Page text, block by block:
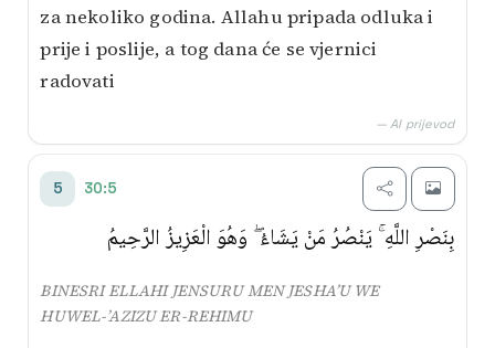
za nekoliko godina. Allahu pripada odluka i
prije i poslije, a tog dana će se vjernici
radovati
— AI prijevod
5 30:5
بِنَصْرِ اللَّهِ ۚ يَنْصُرُ مَنْ يَشَاءُ ۖ وَهُوَ الْعَزِيزُ الرَّحِيمُ
BINESRI ELLAHI JENSURU MEN JESHA’U WE
HUWEL-’AZIZU ER-REHIMU